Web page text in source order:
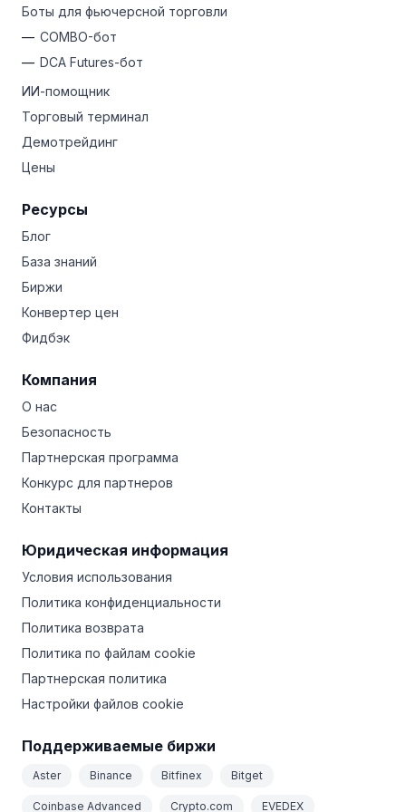
Боты для фьючерсной торговли
COMBO-бот
DCA Futures-бот
ИИ-помощник
Торговый терминал
Демотрейдинг
Цены
Ресурсы
Блог
База знаний
Биржи
Конвертер цен
Фидбэк
Компания
О нас
Безопасность
Партнерская программа
Конкурс для партнеров
Контакты
Юридическая информация
Условия использования
Политика конфиденциальности
Политика возврата
Политика по файлам cookie
Партнерская политика
Настройки файлов cookie
Поддерживаемые биржи
Aster Binance Bitfinex Bitget
Coinbase Advanced Crypto.com EVEDEX